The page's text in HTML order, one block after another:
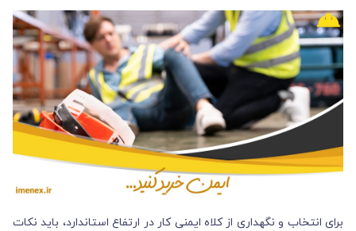
برای انتخاب و نگهداری از کلاه ایمنی کار در ارتفاع استاندارد، باید نکات